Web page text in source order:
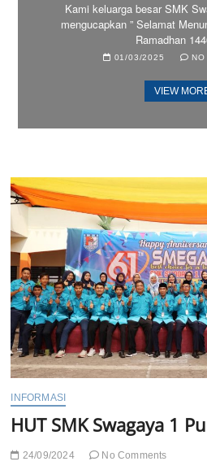
Kami keluarga besar SMK
mengucapkan ” Selamat
Ramadhan
01/03/2025 NO
VIEW
INFORMASI
HUT SMK Swagaya 1
24/09/2024 No Comments